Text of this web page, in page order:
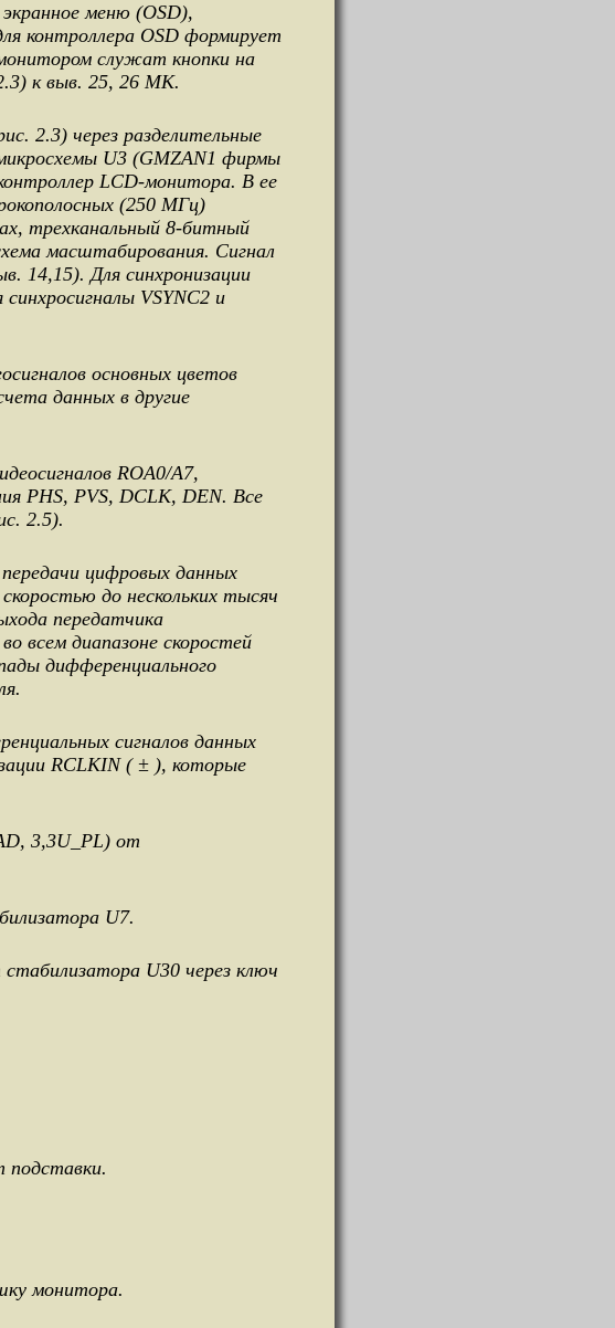
меню (OSD),
контроллера OSD формирует
служат кнопки на
к выв. 25, 26 МК.
2.3) через разделительные
U3 (GMZAN1 фирмы
LCD-монитора. В ее
(250 МГц)
трехканальный 8-битный
масштабирования. Сигнал
14,15). Для синхронизации
VSYNC2 и
основных цветов
данных в другие
ROA0/A7,
PHS, PVS, DCLK, DEN. Все
2.5).
цифровых данных
до нескольких тысяч
передатчика
всем диапазоне скоростей
дифференциального
сигналов данных
RCLKIN ( ± ), которые
3,3U_PL) от
U7.
U30 через ключ
монитора.